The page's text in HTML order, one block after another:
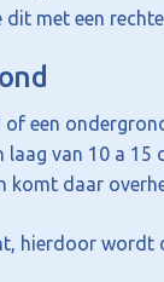
met een
een
laag van 10 a
komt daar
hierdoor wordt